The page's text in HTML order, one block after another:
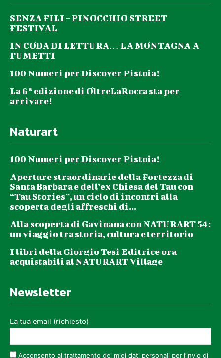
SENZA FILI – PINOCCHIO STREET
FESTIVAL
IN CODA DI LETTURA… LA MONTAGNA A
FUMETTI
100 Numeri per Discover Pistoia!
La 6ª edizione di OltreLaRocca sta per
arrivare!
Naturart
100 Numeri per Discover Pistoia!
Aperture straordinarie della Fortezza di
Santa Barbara e dell’ex Chiesa del Tau con
“Tau Stories”, un ciclo di incontri alla
scoperta degli affreschi di...
Alla scoperta di Gavinana con NATURART 54:
un viaggio tra storia, cultura e territorio
I libri della Giorgio Tesi Editrice ora
acquistabili al NATURART Village
Newsletter
La tua email (richiesto)
Acconsento al trattamento dei miei dati personali per l’invio di